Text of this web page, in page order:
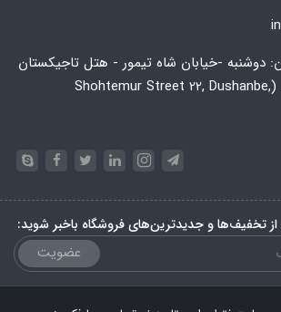
دوشنبه -خیابان شاه تیمور - هتل تاجیکستان
- طبقه همکف. (Shohtemur Street 22, Dushanbe,
از تخفیف‌ها و جدیدترین‌های فروشگاه باخبر شوید:
عضویت